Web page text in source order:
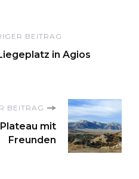
BEITRAG
in Agios
BEITRAG
mit
Freunden